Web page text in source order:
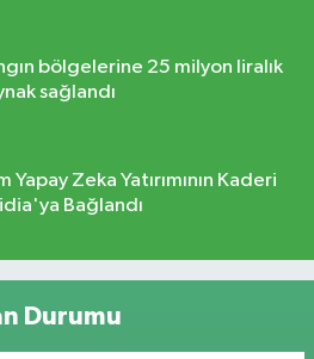
bölgelerine 25 milyon liralık
sağlandı
Yapay Zeka Yatırımının Kaderi
Bağlandı
Durumu